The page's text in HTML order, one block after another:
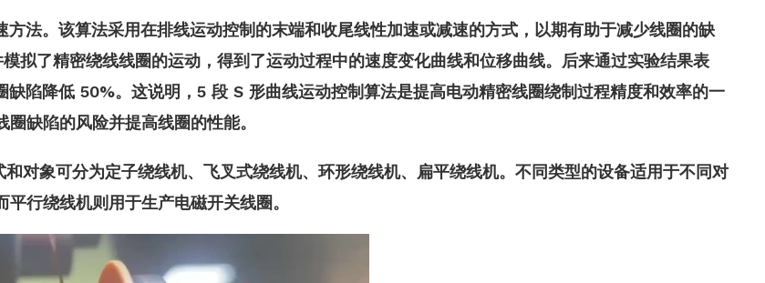
法。该算法采用在排线运动控制的末端和收尾线性加速或减速的方式，以期有助于减少线圈的缺
拟了精密绕线线圈的运动，得到了运动过程中的速度变化曲线和位移曲线。后来通过实验结果表
陷降低 50%。这说明，5 段 S 形曲线运动控制算法是提高电动精密线圈绕制过程精度和效率的一
缺陷的风险并提高线圈的性能。
对象可分为定子绕线机、飞叉式绕线机、环形绕线机、扁平绕线机。不同类型的设备适用于不同对
行绕线机则用于生产电磁开关线圈。